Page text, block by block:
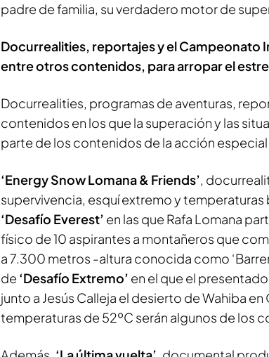
padre de familia, su verdadero motor de
Docurrealities, reportajes y el Campeonato
entre otros contenidos, para arropar el
Docurrealities, programas de aventuras,
contenidos en los que la superación y las
parte de los contenidos de la acción especial
‘Energy Snow Lomana & Friends’,
supervivencia, esquí extremo y
‘Desafío Everest’ en las que Rafa Lomana
físico de 10 aspirantes a montañeros que
a 7.300 metros -altura conocida como
de ‘Desafío Extremo’ en el que el
junto a Jesús Calleja el desierto de Wahiba
temperaturas de 52ºC serán algunos de los